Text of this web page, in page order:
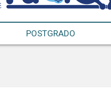
POSTGRADO